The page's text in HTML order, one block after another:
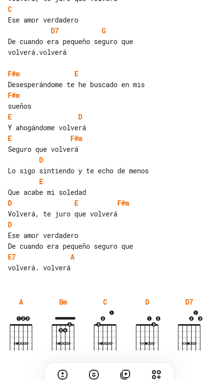
C
D7
G
De cuando era pequeño seguro que
volverá.volverá
F#m
E
F#m
E
D
E
F#m
D
E
D
E
F#m
D
Ese amor verdadero
E7
A
A Bm C D D7